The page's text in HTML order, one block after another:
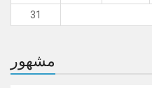
31
مشهور